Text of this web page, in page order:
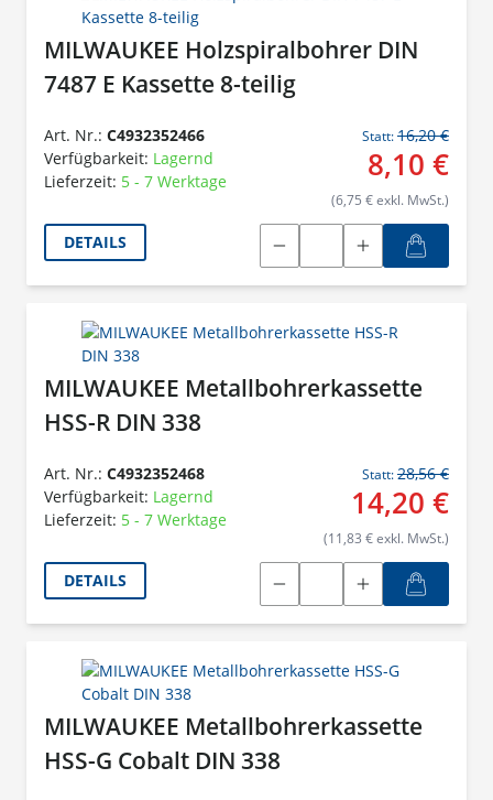
MILWAUKEE Holzspiralbohrer DIN
7487 E Kassette 8-teilig
Art. Nr.: C4932352466
Verfügbarkeit: Lagernd
Lieferzeit: 5 - 7 Werktage
Statt:16,20 €
8,10 €
(6,75 € exkl. MwSt.)
DETAILS
MILWAUKEE Metallbohrerkassette
HSS-R DIN 338
Art. Nr.: C4932352468
Verfügbarkeit: Lagernd
Lieferzeit: 5 - 7 Werktage
Statt:28,56 €
14,20 €
(11,83 € exkl. MwSt.)
DETAILS
MILWAUKEE Metallbohrerkassette
HSS-G Cobalt DIN 338